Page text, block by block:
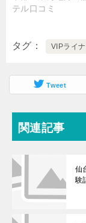
テル口コミ
タグ VIPライナ
Tweet
関連記事
仙
験